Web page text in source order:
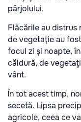
pârjolului.
Flăcările au distrus
de vegetaţie au
focul zi şi noapte,
căldură, de
vânt.
În tot acest timp,
secetă. Lipsa
agricole, ceea ce